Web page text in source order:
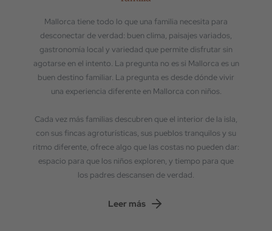
Mallorca tiene todo lo que una familia necesita para
desconectar de verdad: buen clima, paisajes variados,
gastronomía local y variedad que permite disfrutar sin
agotarse en el intento. La pregunta no es si Mallorca es un
buen destino familiar. La pregunta es desde dónde vivir
una experiencia diferente en Mallorca con niños.
Cada vez más familias descubren que el interior de la isla,
con sus fincas agroturísticas, sus pueblos tranquilos y su
ritmo diferente, ofrece algo que las costas no pueden dar:
espacio para que los niños exploren, y tiempo para que
los padres descansen de verdad.
Leer más